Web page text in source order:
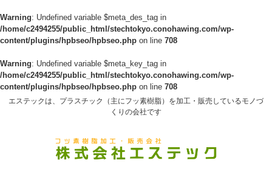
Warning: Undefined variable $meta_des_tag in
/home/c2494255/public_html/stechtokyo.conohawing.com/wp-
content/plugins/hpbseo/hpbseo.php on line 708
Warning: Undefined variable $meta_key_tag in
/home/c2494255/public_html/stechtokyo.conohawing.com/wp-
content/plugins/hpbseo/hpbseo.php on line 708
エステックは、プラスチック（主にフッ素樹脂）を加工・販売しているモノづ
くりの会社です